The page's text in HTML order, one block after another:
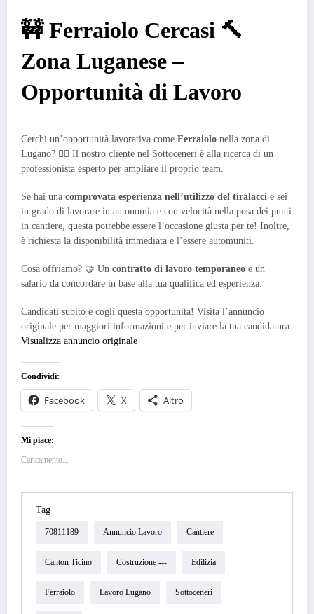
🚧 Ferraiolo Cercasi 🔨
Zona Luganese –
Opportunità di Lavoro
Cerchi un’opportunità lavorativa come Ferraiolo nella zona di
Lugano? 👷‍♂️ Il nostro cliente nel Sottoceneri è alla ricerca di un
professionista esperto per ampliare il proprio team.
Se hai una comprovata esperienza nell’utilizzo del tiralacci e sei
in grado di lavorare in autonomia e con velocità nella posa dei punti
in cantiere, questa potrebbe essere l’occasione giusta per te! Inoltre,
è richiesta la disponibilità immediata e l’essere automuniti.
Cosa offriamo? 🤝 Un contratto di lavoro temporaneo e un
salario da concordare in base alla tua qualifica ed esperienza.
Candidati subito e cogli questa opportunità! Visita l’annuncio
originale per maggiori informazioni e per inviare la tua candidatura.
Visualizza annuncio originale
Condividi:
Facebook X Altro
Mi piace:
Caricamento...
Tag
70811189 Annuncio Lavoro Cantiere
Canton Ticino Costruzione --- Edilizia
Ferraiolo Lavoro Lugano Sottoceneri